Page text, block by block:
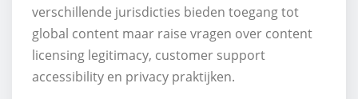
verschillende jurisdicties bieden toegang tot
global content maar raise vragen over content
licensing legitimacy, customer support
accessibility en privacy praktijken.